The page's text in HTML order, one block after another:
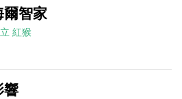
爾智家
紅猴
響